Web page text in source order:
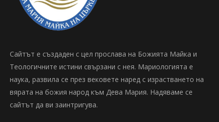
Сайтът е създаден с цел прослава на Божията Майка и
Теологичните истини свързани с нея. Мариологията е
наука, развила се през вековете наред с израстването на
вярата на божия народ към Дева Мария. Надяваме се
сайтът да ви заинтригува.